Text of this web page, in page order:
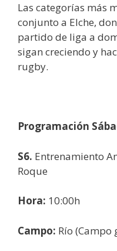
Las categorías más
conjunto a Elche,
partido de liga a
sigan creciendo y
rugby.
Programación
S6. Entrenamiento
Roque
Hora: 10:00h
Campo: Río (Campo